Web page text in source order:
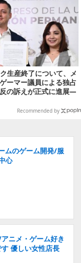
生産終了について、メ
ーマー議員による独占
の訴えが正式に進展―
ジーは自由を拡大する
立つべき」Recommended by
ムのゲーム開発/服
心
ニメ・ゲーム好き
優しい女性店長